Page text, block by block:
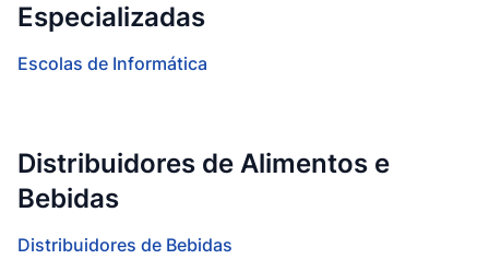
Especializadas
Escolas de Informática
Distribuidores de Alimentos e
Bebidas
Distribuidores de Bebidas